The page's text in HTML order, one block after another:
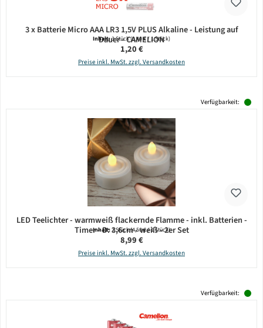
3 x Batterie Micro AAA LR3 1,5V PLUS Alkaline - Leistung auf
Dauer - CAMELION
Inhalt:3 Stück(0,40 € / 1 Stück)
Regulärer Preis:
1,20 €
Preise inkl. MwSt. zzgl. Versandkosten
Verfügbarkeit:
LED Teelichter - warmweiß flackernde Flamme - inkl. Batterien -
Timer - D: 3,6cm - weiß - 2er Set
Inhalt:2 Stück(4,50 € / 1 Stück)
Regulärer Preis:
8,99 €
Preise inkl. MwSt. zzgl. Versandkosten
Verfügbarkeit: